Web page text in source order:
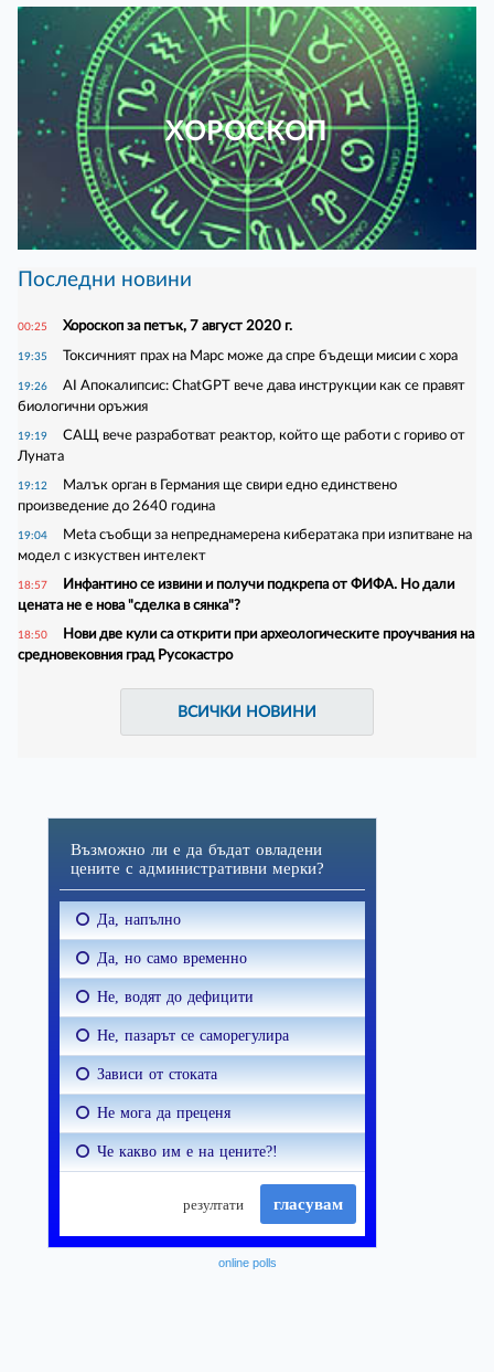
ХОРОСКОП
Последни новини
00:25 Хороскоп за петък, 7 август 2020 г.
19:35 Токсичният прах на Марс може да спре бъдещи мисии с хора
19:26
AI Апокалипсис: ChatGPT вече дава инструкции как се правят
биологични оръжия
19:19
САЩ вече разработват реактор, който ще работи с гориво от
Луната
19:12
Малък орган в Германия ще свири едно единствено
произведение до 2640 година
19:04
Meta съобщи за непреднамерена кибератака при изпитване на
модел с изкуствен интелект
18:57
Инфантино се извини и получи подкрепа от ФИФА. Но дали
цената не е нова "сделка в сянка"?
18:50
Нови две кули са открити при археологическите проучвания на
средновековния град Русокастро
ВСИЧКИ НОВИНИ
online polls